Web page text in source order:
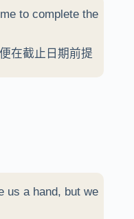
to complete the
在截止日期前提
us a hand, but we